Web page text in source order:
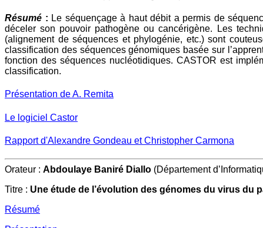
Résumé : Le séquençage à haut débit a permis de
déceler son pouvoir pathogène ou cancérigène. Les
(alignement de séquences et phylogénie, etc.) sont
classification des séquences génomiques basée sur
fonction des séquences nucléotidiques. CASTOR est
classification.
Présentation de A. Remita
Le logiciel Castor
Rapport d'Alexandre Gondeau et Christopher Carmona
Orateur : Abdoulaye Baniré Diallo (Département
Titre : Une étude de l’évolution des génomes du virus du
Résumé